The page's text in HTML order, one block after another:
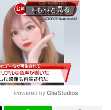
arrow_forward_ios もっと見る
Powered by GliaStudios